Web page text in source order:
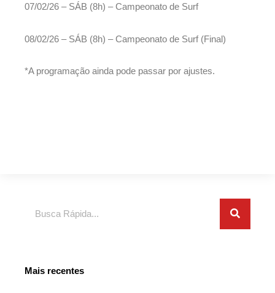
07/02/26 – SÁB (8h) – Campeonato de Surf
08/02/26 – SÁB (8h) – Campeonato de Surf (Final)
*A programação ainda pode passar por ajustes.
Mais recentes